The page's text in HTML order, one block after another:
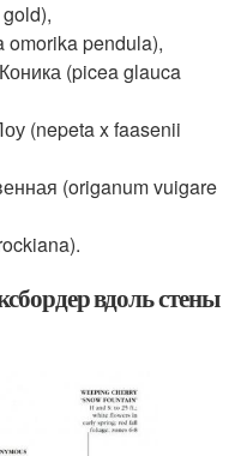
omorika pendula),
(picea glauca
(nepeta x faasenii
(origanum vuigare
вдоль стены